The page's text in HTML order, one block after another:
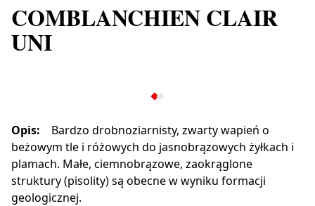
COMBLANCHIEN CLAIR
UNI
Opis:
Bardzo drobnoziarnisty, zwarty wapień o
beżowym tle i różowych do jasnobrązowych żyłkach i
plamach. Małe, ciemnobrązowe, zaokrąglone
struktury (pisolity) są obecne w wyniku formacji
geologicznej.